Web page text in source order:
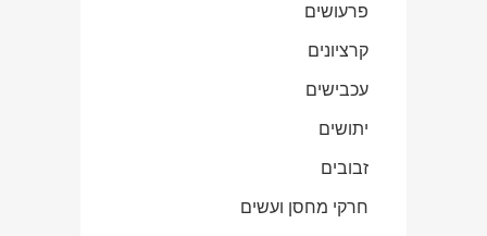
פרעושים
קרציונים
עכבישים
יתושים
זבובים
חרקי מחסן ועשים